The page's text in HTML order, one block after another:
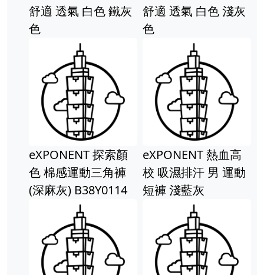
舒適 透氣 白色 鐵灰
色
舒適 透氣 白色 淺灰
色
eXPONENT 探索顏
色 棉感運動三角褲
(深麻灰) B38Y0114
eXPONENT 熱血高
校 吸濕排汗 男 運動
短褲 淺藍灰